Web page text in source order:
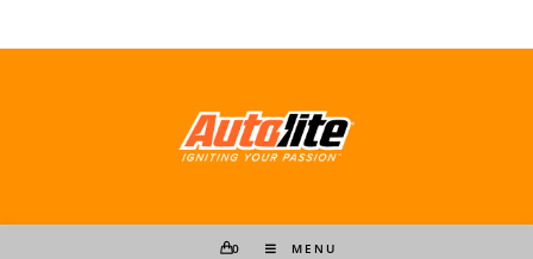
naar
0 MENU